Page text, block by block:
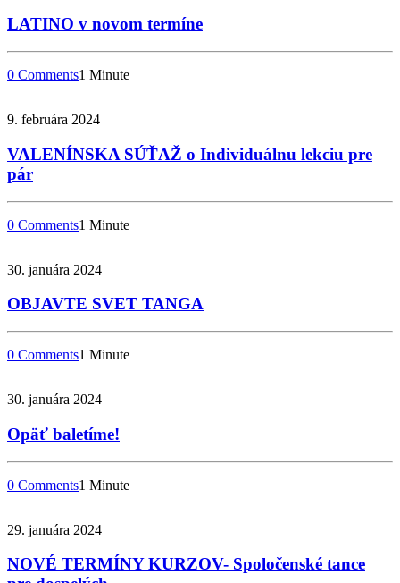
LATINO v novom termíne
0 Comments1 Minute
9. februára 2024
VALENÍNSKA SÚŤAŽ o Individuálnu lekciu pre
pár
0 Comments1 Minute
30. januára 2024
OBJAVTE SVET TANGA
0 Comments1 Minute
30. januára 2024
Opäť baletíme!
0 Comments1 Minute
29. januára 2024
NOVÉ TERMÍNY KURZOV- Spoločenské tance